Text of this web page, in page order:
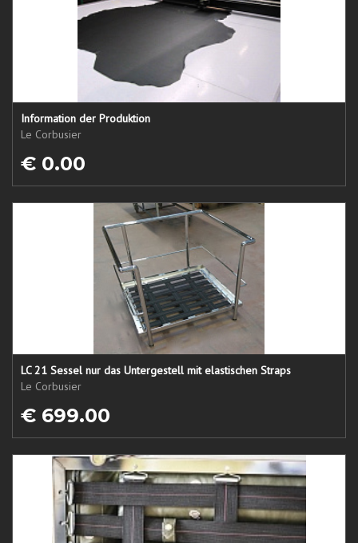
Information der Produktion
Le Corbusier
€ 0.00
LC 21 Sessel nur das Untergestell mit elastischen Straps
Le Corbusier
€ 699.00